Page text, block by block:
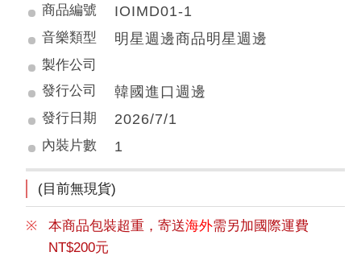
商品編號
IOIMD01-1
音樂類型 明星週邊商品明星週邊
製作公司
發行公司
韓國進口週邊
發行日期 2026/7/1
內裝片數 1
(目前無現貨)
本商品包裝超重，寄送海外需另加國際運費
NT$200元